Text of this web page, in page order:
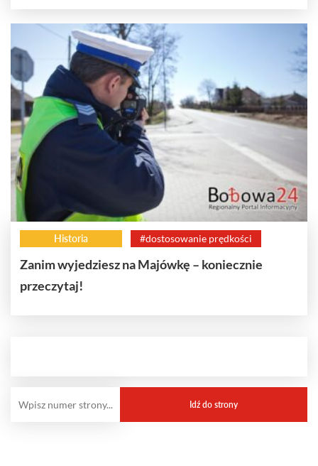
Historia #dostosowanie prędkości
Zanim wyjedziesz na Majówkę – koniecznie
przeczytaj!